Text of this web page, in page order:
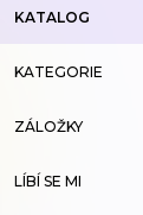
KOUPENÉ
KATEGORIE
ZÁLOŽKY
HISTORIE
KATALOG
KATEGORIE
ZÁLOŽKY
LÍBÍ SE MI